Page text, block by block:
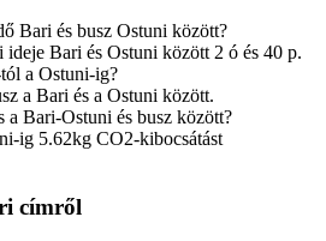
Bari és busz Ostuni között?
ideje Bari és Ostuni között 2 ó és 40 p.
a Ostuni-ig?
a Bari és a Ostuni között.
a Bari-Ostuni és busz között?
ig 5.62kg CO2-kibocsátást
címről